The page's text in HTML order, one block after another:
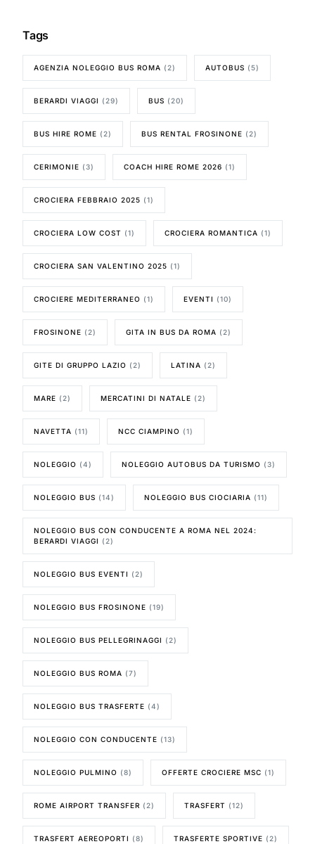
Tags
AGENZIA NOLEGGIO BUS ROMA (2) AUTOBUS (5)
BERARDI VIAGGI (29) BUS (20)
BUS HIRE ROME (2) BUS RENTAL FROSINONE (2)
CERIMONIE (3) COACH HIRE ROME 2026 (1)
CROCIERA FEBBRAIO 2025 (1)
CROCIERA LOW COST (1) CROCIERA ROMANTICA (1)
CROCIERA SAN VALENTINO 2025 (1)
CROCIERE MEDITERRANEO (1) EVENTI (10)
FROSINONE (2) GITA IN BUS DA ROMA (2)
GITE DI GRUPPO LAZIO (2) LATINA (2)
MARE (2) MERCATINI DI NATALE (2)
NAVETTA (11) NCC CIAMPINO (1)
NOLEGGIO (4) NOLEGGIO AUTOBUS DA TURISMO (3)
NOLEGGIO BUS (14) NOLEGGIO BUS CIOCIARIA (11)
NOLEGGIO BUS CON CONDUCENTE A ROMA NEL 2024:
BERARDI VIAGGI (2)
NOLEGGIO BUS EVENTI (2)
NOLEGGIO BUS FROSINONE (19)
NOLEGGIO BUS PELLEGRINAGGI (2)
NOLEGGIO BUS ROMA (7)
NOLEGGIO BUS TRASFERTE (4)
NOLEGGIO CON CONDUCENTE (13)
NOLEGGIO PULMINO (8) OFFERTE CROCIERE MSC (1)
ROME AIRPORT TRANSFER (2) TRASFERT (12)
TRASFERT AEREOPORTI (8) TRASFERTE SPORTIVE (2)